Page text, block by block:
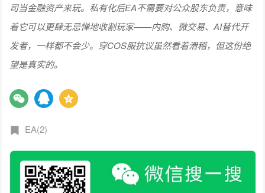
司当金融资产来玩。私有化后EA不需要对公众股东负责，意味
着它可以更肆无忌惮地收割玩家——内购、微交易、AI替代开
发者，一样都不会少。穿COS服抗议虽然看着滑稽，但这份绝
望是真实的。
EA(2)